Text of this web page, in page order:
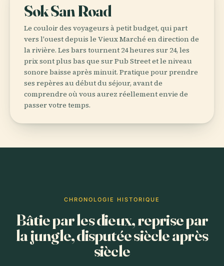
Sok San Road
Le couloir des voyageurs à petit budget, qui part
vers l'ouest depuis le Vieux Marché en direction de
la rivière. Les bars tournent 24 heures sur 24, les
prix sont plus bas que sur Pub Street et le niveau
sonore baisse après minuit. Pratique pour prendre
ses repères au début du séjour, avant de
comprendre où vous aurez réellement envie de
passer votre temps.
CHRONOLOGIE HISTORIQUE
Bâtie par les dieux, reprise par
la jungle, disputée siècle après
siècle